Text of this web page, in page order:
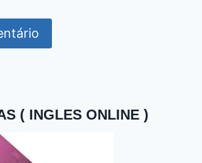
( INGLES ONLINE )